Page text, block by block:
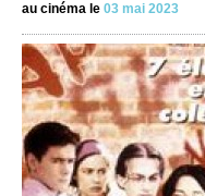
au cinéma le 03 mai 2023